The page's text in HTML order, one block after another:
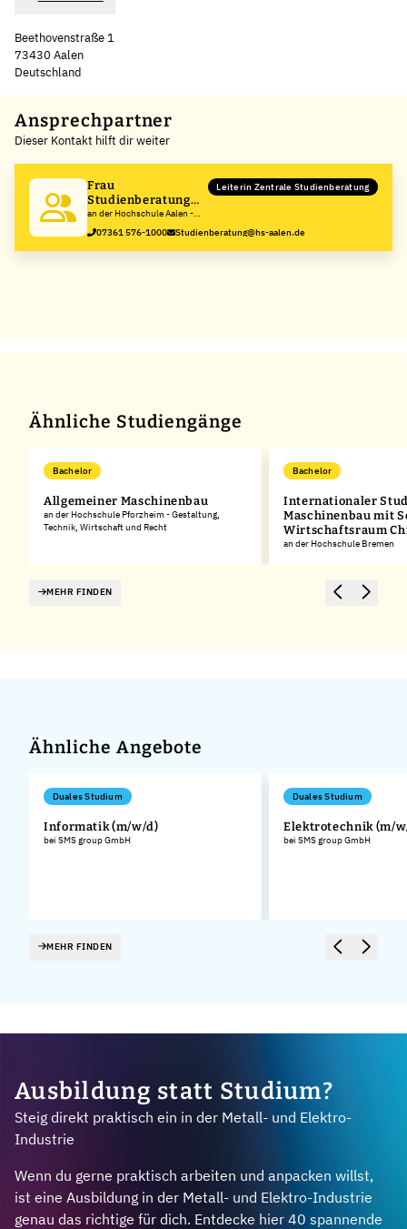
Beethovenstraße 1
73430 Aalen
Deutschland
+
−
Ansprechpartner
Dieser Kontakt hilft dir weiter
Frau
Studienberatung
Zentrale
an der Hochschule Aalen -
Technik, Wirtschaft und
Gesundheit
Leiterin Zentrale Studienberatung
07361 576-1000 Studienberatung@hs-aalen.de
Ähnliche Studiengänge
Bachelor
Allgemeiner Maschinenbau
an der Hochschule Pforzheim - Gestaltung,
Technik, Wirtschaft und Recht
Bachelor
Internationaler
Maschinenbau mit
Wirtschaftsraum
an der Hochschule Bremen
MEHR FINDEN
Ähnliche Angebote
Duales Studium
Informatik (m/w/d)
bei SMS group GmbH
Duales Studium
Elektrotechnik (m/
bei SMS group GmbH
MEHR FINDEN
Ausbildung statt Studium?
Steig direkt praktisch ein in der Metall- und Elektro-
Industrie
Wenn du gerne praktisch arbeiten und anpacken willst,
ist eine Ausbildung in der Metall- und Elektro-Industrie
genau das richtige für dich. Entdecke hier 40 spannende